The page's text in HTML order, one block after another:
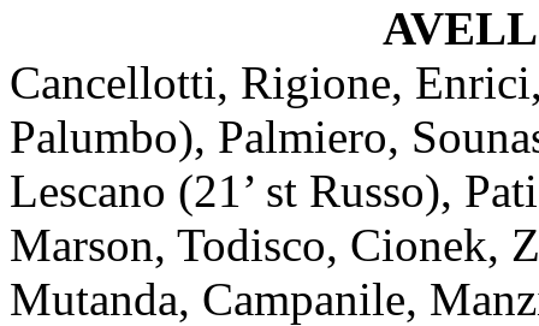
Cancellotti, Rigione,
Palumbo), Palmiero,
Lescano (21’ st Russo),
Marson, Todisco, Cionek,
Mutanda, Campanile,